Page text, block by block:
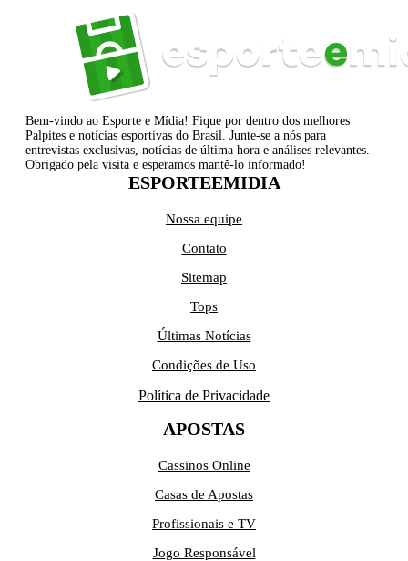
Bem-vindo ao Esporte e Mídia! Fique por dentro dos melhores
Palpites e notícias esportivas do Brasil. Junte-se a nós para
entrevistas exclusivas, notícias de última hora e análises relevantes.
Obrigado pela visita e esperamos mantê-lo informado!
ESPORTEEMIDIA
Nossa equipe
Contato
Sitemap
Tops
Últimas Notícias
Condições de Uso
Política de Privacidade
APOSTAS
Cassinos Online
Casas de Apostas
Profissionais e TV
Jogo Responsável